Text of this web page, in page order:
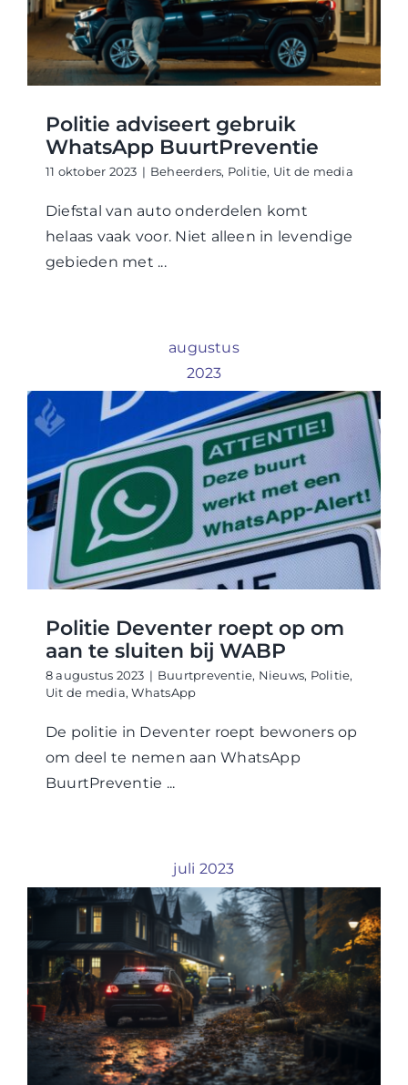
WABP Shop
Contact
Politie adviseert gebruik
WhatsApp BuurtPreventie
11 oktober 2023 | Beheerders, Politie, Uit de media
Diefstal van auto onderdelen komt
helaas vaak voor. Niet alleen in levendige
gebieden met ...
augustus
2023
Politie Deventer roept op om
aan te sluiten bij WABP
8 augustus 2023 | Buurtpreventie, Nieuws, Politie,
Uit de media,WhatsApp
De politie in Deventer roept bewoners op
om deel te nemen aan WhatsApp
BuurtPreventie ...
juli 2023